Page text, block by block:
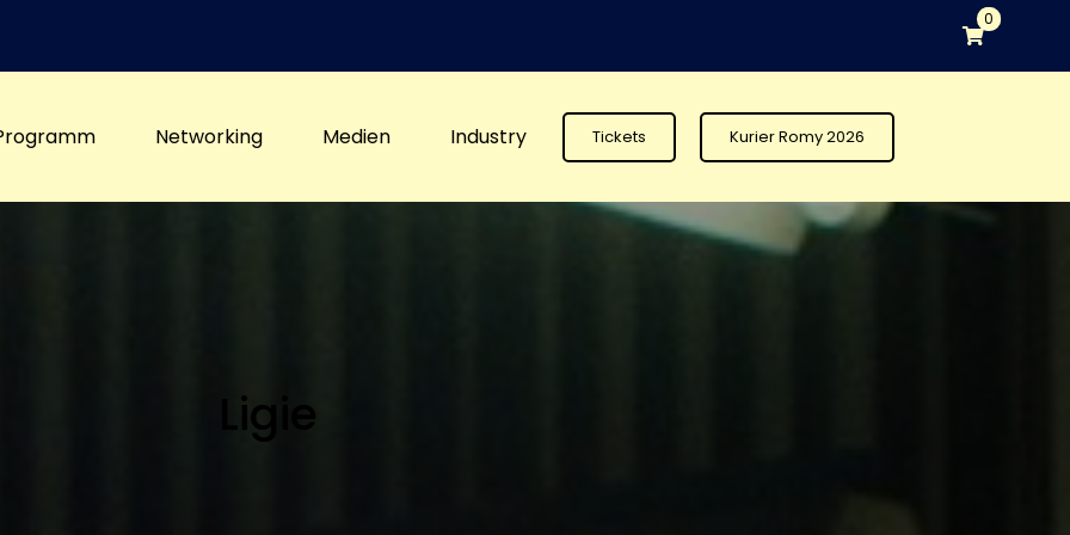
0
Networking Medien Industry Tickets Kurier Romy 2026
Ligie